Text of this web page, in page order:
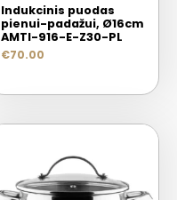
Indukcinis puodas
pienui-padažui, Ø16cm
AMTI-916-E-Z30-PL
€70.00